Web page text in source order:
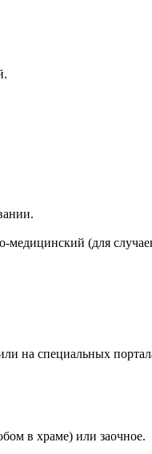
(для
на специальных
в храме) или заочное.